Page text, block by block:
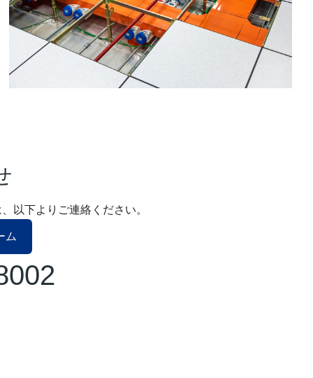
以下よりご連絡ください。
ム